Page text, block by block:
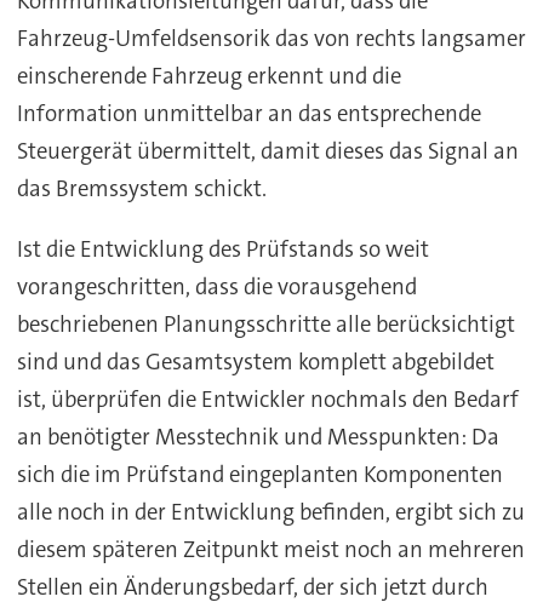
Fahrzeug-Umfeldsensorik das von rechts langsamer
einscherende Fahrzeug erkennt und die
Information unmittelbar an das entsprechende
Steuergerät übermittelt, damit dieses das Signal an
das Bremssystem schickt.
Ist die Entwicklung des Prüfstands so weit
vorangeschritten, dass die vorausgehend
beschriebenen Planungsschritte alle berücksichtigt
sind und das Gesamtsystem komplett abgebildet
ist, überprüfen die Entwickler nochmals den Bedarf
an benötigter Messtechnik und Messpunkten: Da
sich die im Prüfstand eingeplanten Komponenten
alle noch in der Entwicklung befinden, ergibt sich zu
diesem späteren Zeitpunkt meist noch an mehreren
Stellen ein Änderungsbedarf, der sich jetzt durch